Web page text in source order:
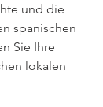
und die
spanischen
Sie Ihre
lokalen